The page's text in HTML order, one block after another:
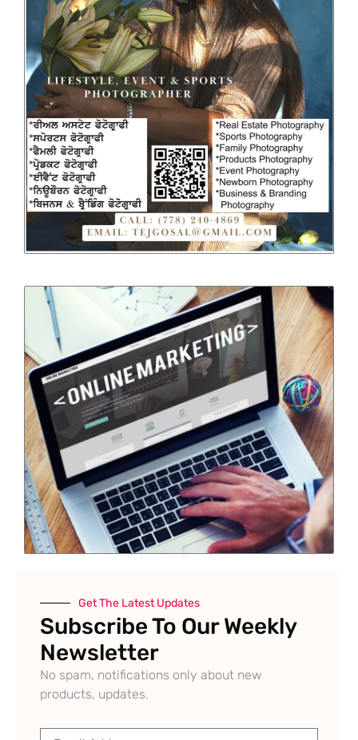
Get The Latest Updates
Subscribe To Our Weekly
Newsletter
No spam, notifications only about new
products, updates.